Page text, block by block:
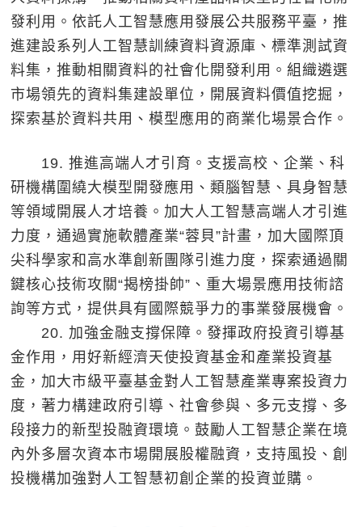
發利用。依託人工智慧應用發展公共服務平臺，推
進建設系列人工智慧訓練資料資源庫、標準測試資
料集，推動相關資料的社會化開發利用。組織遴選
市場領先的資料集建設單位，開展資料價值挖掘，
探索基於資料共用、模型應用的商業化場景合作。
19. 推進高端人才引育。支援高校、企業、科
研機構圍繞大模型開發應用、類腦智慧、具身智慧
等領域開展人才培養。加大人工智慧高端人才引進
力度，通過實施軟體產業“蓉貝”計畫，加大國際頂
尖科學家和高水準創新團隊引進力度，探索通過關
鍵核心技術攻關“揭榜掛帥”、重大場景應用技術諮
詢等方式，提供具有國際競爭力的事業發展機會。
20. 加強金融支撐保障。發揮政府投資引導基
金作用，用好新經濟天使投資基金和產業投資基
金，加大市級平臺基金對人工智慧產業專案投資力
度，著力構建政府引導、社會參與、多元支撐、多
段接力的新型投融資環境。鼓勵人工智慧企業在境
內外多層次資本市場開展股權融資，支持風投、創
投機構加強對人工智慧初創企業的投資並購。